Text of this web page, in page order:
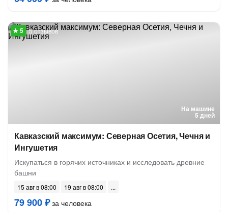
На машине
5 дней
5 отзывов
Кавказский максимум: Северная Осетия, Чечня и
Ингушетия
Искупаться в горячих источниках и исследовать древние
башни
15 авг в 08:00 19 авг в 08:00
79 900 ₽за человека